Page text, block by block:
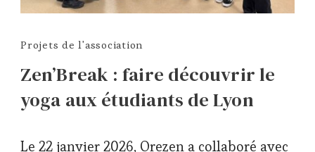
Projets de l'association
Zen’Break : faire découvrir le
yoga aux étudiants de Lyon
Le 22 janvier 2026, Orezen a collaboré avec